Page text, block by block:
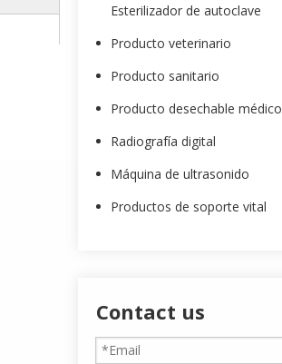
Esterilizador de autoclave
Producto veterinario
Producto sanitario
Producto desechable médico
Radiografía digital
Máquina de ultrasonido
Productos de soporte vital
Contact us